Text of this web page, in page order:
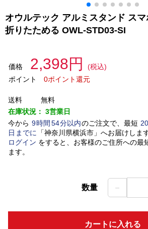
オウルテック アルミスタンド ス
折りたためる OWL-STD03-SI
価格 2,398円
(税込)
ポイント
0ポイント還元
送料
無料
在庫状況： 3営業日
今から 9時間 54分以内のご注文で、最短
日 までに 「神奈川県横浜市」 へお届けします
ログイン をすると、お客様のご住所への最
ます。
数量 －
カートに入れる